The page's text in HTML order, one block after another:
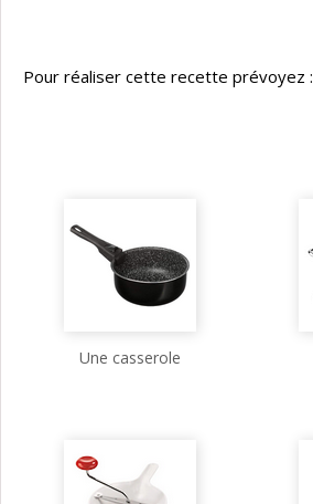
Pour réaliser cette recette prévoyez :
Une casserole